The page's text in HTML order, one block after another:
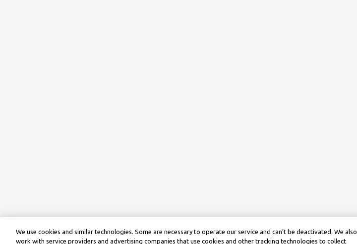
We use cookies and similar technologies. Some are necessary to operate our service and can’t be deactivated. We also
work with service providers and advertising companies that use cookies and other tracking technologies to collect